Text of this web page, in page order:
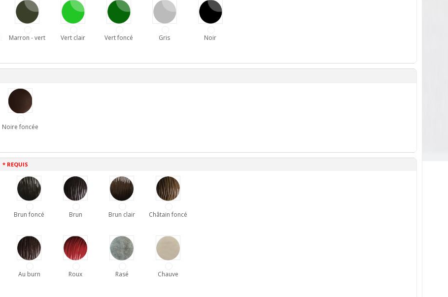
Marron - vert Vert clair Vert foncé Gris Noir
Noire foncée
* REQUIS
Brun foncé Brun Brun clair Châtain foncé
Au burn Roux Rasé Chauve